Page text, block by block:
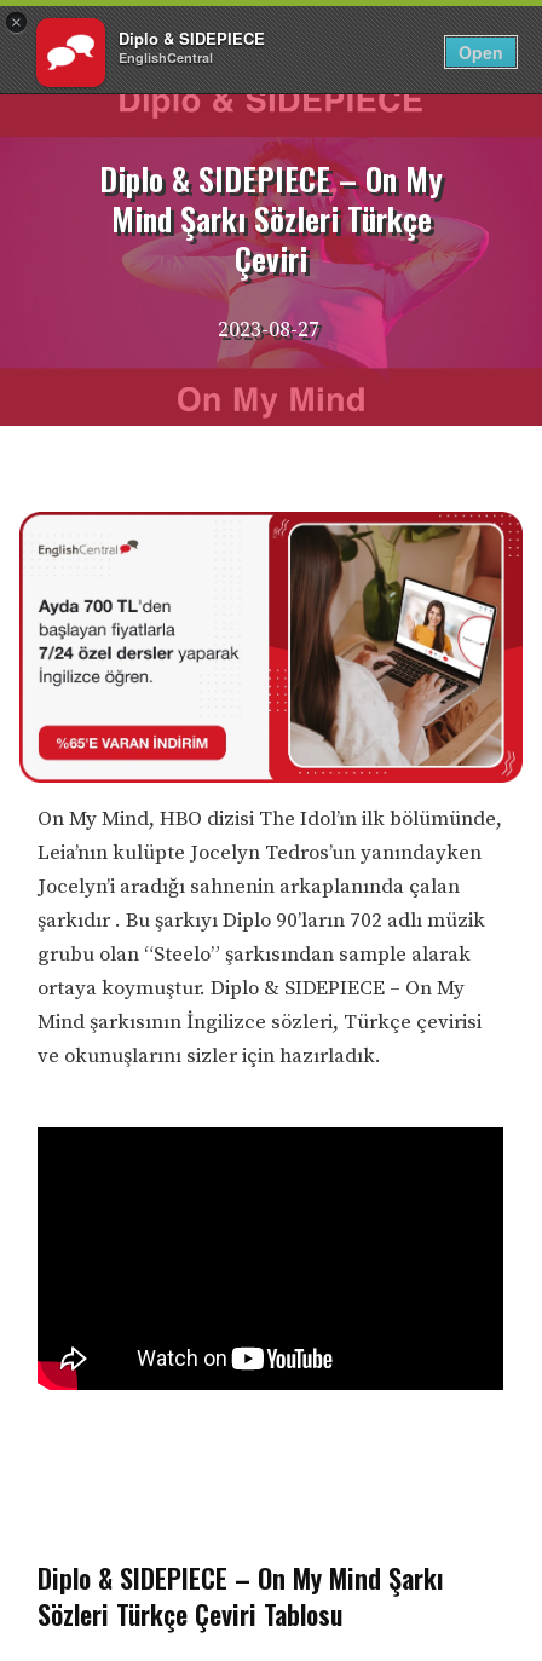
×
Diplo & SIDEPIECE
EnglishCentral Open
Giriş Yap TR
İçeriğe
Diplo & SIDEPIECE – On My
Mind Şarkı Sözleri Türkçe
Çeviri
2023-08-27
On My Mind, HBO dizisi The Idol’ın ilk bölümünde,
Leia’nın kulüpte Jocelyn Tedros’un yanındayken
Jocelyn’i aradığı sahnenin arkaplanında çalan
şarkıdır . Bu şarkıyı Diplo 90’ların 702 adlı müzik
grubu olan “Steelo” şarkısından sample alarak
ortaya koymuştur. Diplo & SIDEPIECE – On My
Mind şarkısının İngilizce sözleri, Türkçe çevirisi
ve okunuşlarını sizler için hazırladık.
Diplo & SIDEPIECE – On My Mind Şarkı
Sözleri Türkçe Çeviri Tablosu